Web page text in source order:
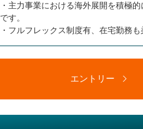
・主力事業における海外展開を積極
です。
・フルフレックス制度有、在宅勤務
エントリー